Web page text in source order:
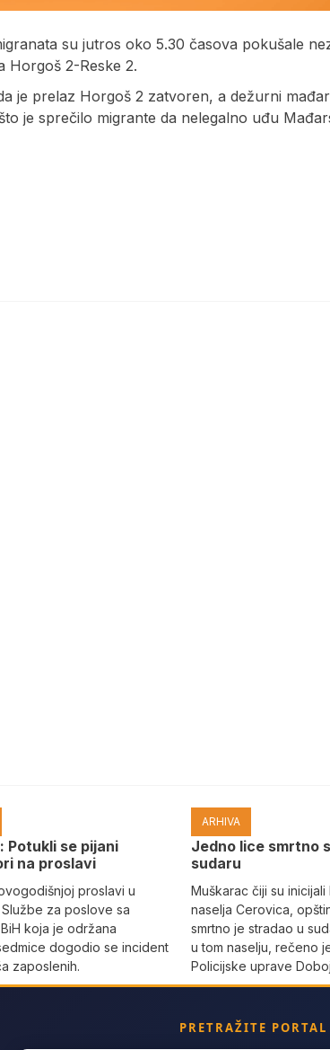
su jutros oko 5.30 časova pokušale
Horgoš 2-Reske 2.
je prelaz Horgoš 2 zatvoren, a dežurni
je sprečilo migrante da nelegalno uđu
Potukli se pijani
na proslavi
proslavi u
za poslove sa
koja je održana
dogodio se incident
zaposlenih.
ARHIVA
Јedno lice smrtno
sudaru
Muškarac čiji su inicijali
naselja Cerovica,
smrtno je stradao u
u tom naselju, rečeno
Policijske uprave
PRETRAŽITE PORTAL